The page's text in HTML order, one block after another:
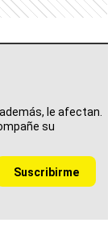
le afectan.
su